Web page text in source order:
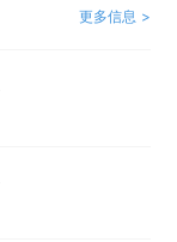
更多信息 >